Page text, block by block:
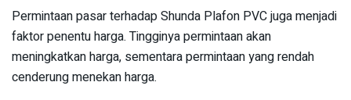
Permintaan pasar terhadap Shunda Plafon PVC juga menjadi
faktor penentu harga. Tingginya permintaan akan
meningkatkan harga, sementara permintaan yang rendah
cenderung menekan harga.